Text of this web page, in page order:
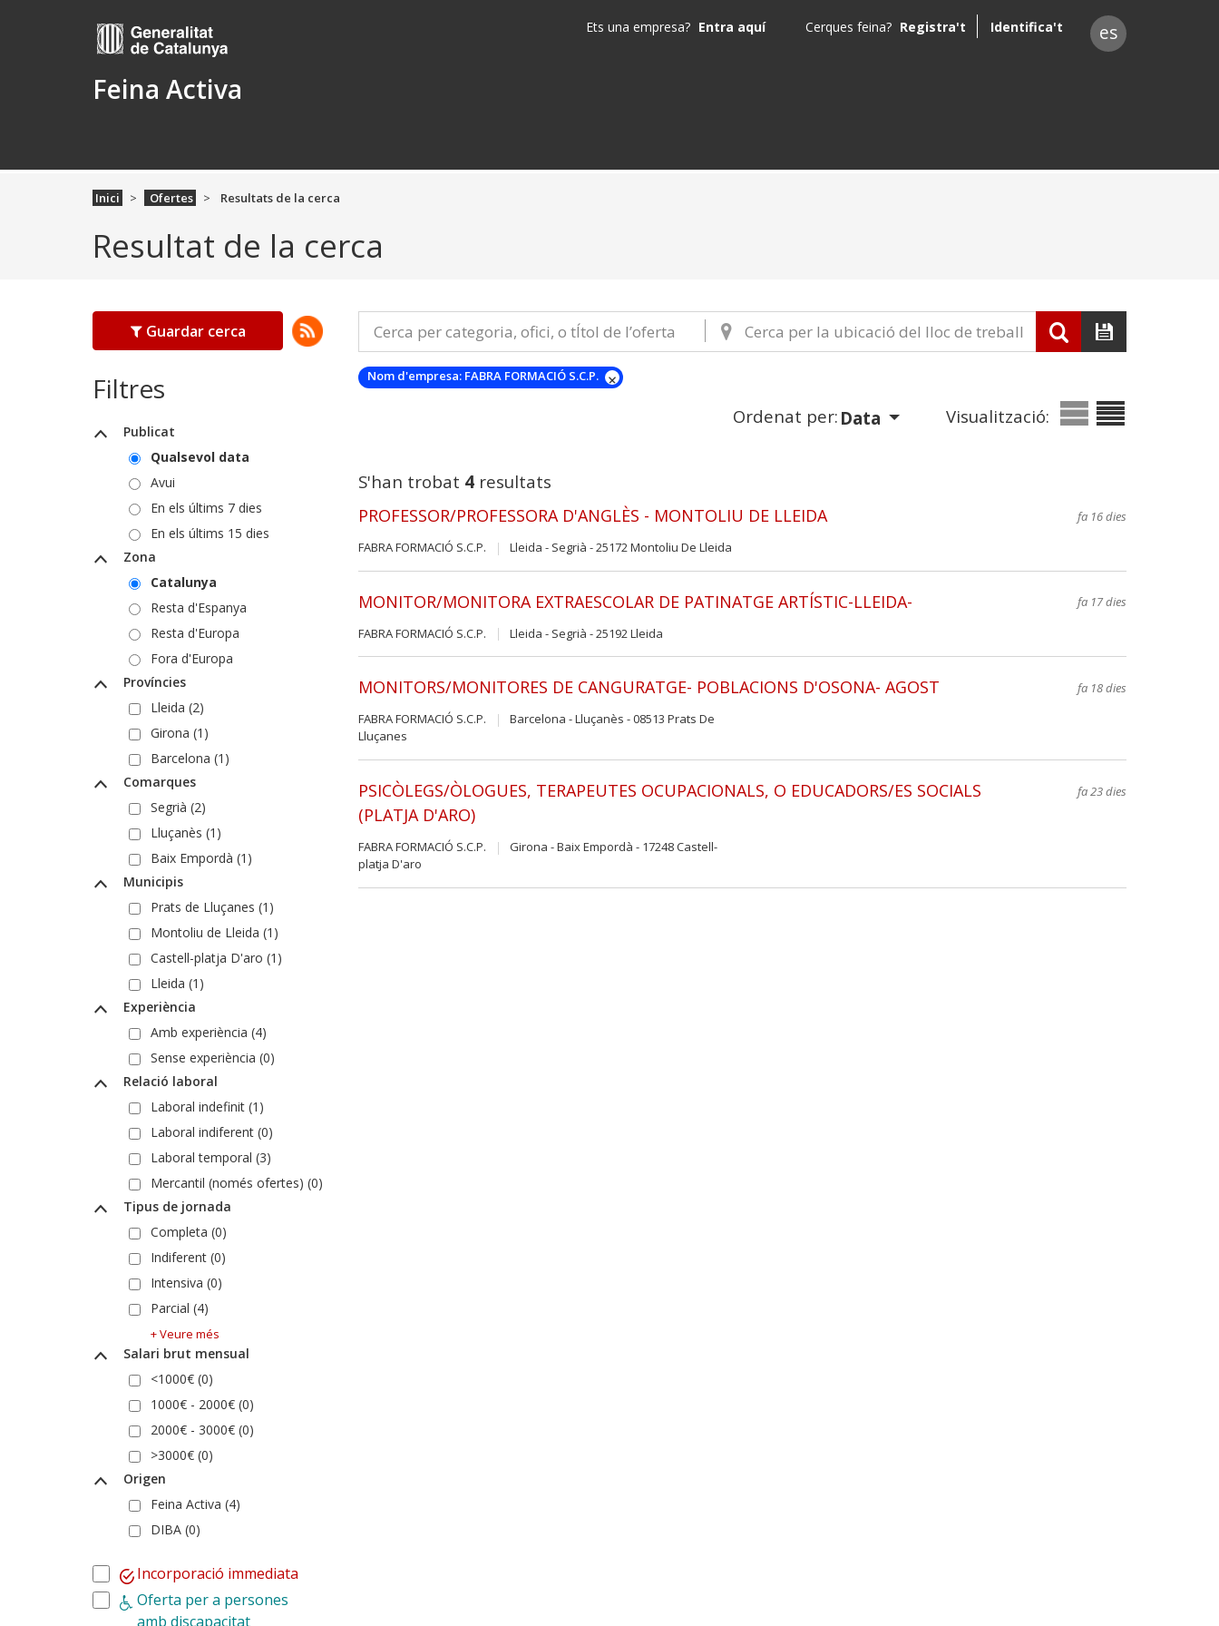
Feina Activa
Ets una empresa? Entra aquí Cerques feina? Registra't Identifica't es
Inici Ofertes Resultats de la cerca
Resultat de la cerca
Guardar cerca
Filtres
Publicat
Qualsevol data
Avui
En els últims 7 dies
En els últims 15 dies
Zona
Catalunya
Resta d'Espanya
Resta d'Europa
Fora d'Europa
Províncies
Lleida (2)
Girona (1)
Barcelona (1)
Comarques
Segrià (2)
Lluçanès (1)
Baix Empordà (1)
Municipis
Prats de Lluçanes (1)
Montoliu de Lleida (1)
Castell-platja D'aro (1)
Lleida (1)
Experiència
Amb experiència (4)
Sense experiència (0)
Relació laboral
Laboral indefinit (1)
Laboral indiferent (0)
Laboral temporal (3)
Mercantil (només ofertes) (0)
Tipus de jornada
Completa (0)
Indiferent (0)
Intensiva (0)
Parcial (4)
+ Veure més
Salari brut mensual
<1000€ (0)
1000€ - 2000€ (0)
2000€ - 3000€ (0)
>3000€ (0)
Origen
Feina Activa (4)
DIBA (0)
Incorporació immediata
Oferta per a persones
amb discapacitat
Nom d'empresa:FABRA FORMACIÓ S.C.P.
Ordenat per: Data Visualització:
S'han trobat 4resultats
PROFESSOR/PROFESSORA D'ANGLÈS - MONTOLIU DE LLEIDA
fa 16 dies
FABRA FORMACIÓ S.C.P.
Lleida - Segrià - 25172 Montoliu De Lleida
MONITOR/MONITORA EXTRAESCOLAR DE PATINATGE ARTÍSTIC-LLEIDA-
fa 17 dies
FABRA FORMACIÓ S.C.P.
Lleida - Segrià - 25192 Lleida
MONITORS/MONITORES DE CANGURATGE- POBLACIONS D'OSONA- AGOST
fa 18 dies
FABRA FORMACIÓ S.C.P.
Barcelona - Lluçanès - 08513 Prats De
Lluçanes
PSICÒLEGS/ÒLOGUES, TERAPEUTES OCUPACIONALS, O EDUCADORS/ES SOCIALS
(PLATJA D'ARO)
fa 23 dies
FABRA FORMACIÓ S.C.P.
Girona - Baix Empordà - 17248 Castell-
platja D'aro